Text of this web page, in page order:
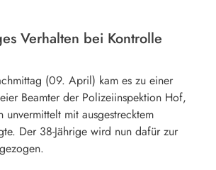
Verhalten bei Kontrolle
(09. April) kam es zu einer
Beamter der Polizeiinspektion Hof,
unvermittelt mit ausgestrecktem
Der 38-Jährige wird nun dafür zur